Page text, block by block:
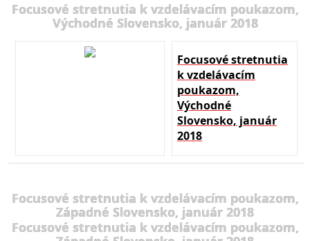
Focusové stretnutia k vzdelávacím poukazom,
Východné Slovensko, január 2018
Focusové stretnutia
k vzdelávacím
poukazom,
Východné
Slovensko, január
2018
Focusové stretnutia k vzdelávacím poukazom,
Západné Slovensko, január 2018
Focusové stretnutia k vzdelávacím poukazom,